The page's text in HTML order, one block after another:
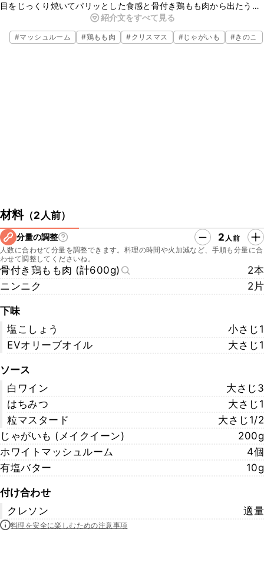
目をじっくり焼いてパリッとした食感と骨付き鶏もも肉から出たうま
味をたっぷりと使った白ワイン風味のソースがとてもよく合います
よ。ワインにも合いますのでおもてなしにも喜ばれます。ぜひ、お試
しくださいね。
紹介文をすべて見る
#マッシュルーム #鶏もも肉 #クリスマス #じゃがいも #きのこ
材料（2人前）
分量の調整 2 人前
人数に合わせて分量を調整できます。料理の時間や火加減など、手順も分量に合
わせて調整してくださいね。
骨付き鶏もも肉 (計600g)
2本
ニンニク
2片
下味
塩こしょう
小さじ1
EVオリーブオイル
大さじ1
ソース
白ワイン
大さじ3
はちみつ
大さじ1
粒マスタード
大さじ1/2
じゃがいも (メイクイーン)
200g
ホワイトマッシュルーム
4個
有塩バター
10g
付け合わせ
クレソン
適量
料理を安全に楽しむための注意事項